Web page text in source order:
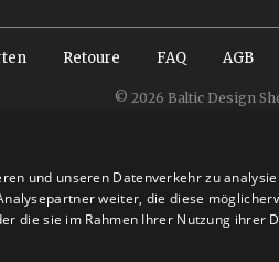
Retoure FAQ AGB
© 2026 Baltic Design
und unseren Datenverkehr zu
weiter, die diese
die sie im Rahmen Ihrer Nutzung ihrer